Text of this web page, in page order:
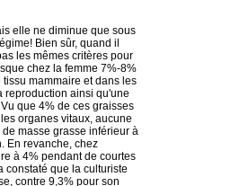
elle ne diminue que sous
Bien sûr, quand il
les mêmes critères pour
chez la femme 7%-8%
mammaire et dans les
reproduction ainsi qu'une
que 4% de ces graisses
organes vitaux, aucune
masse grasse inférieur à
En revanche, chez
à 4% pendant de courtes
constaté que la culturiste
contre 9,3% pour son